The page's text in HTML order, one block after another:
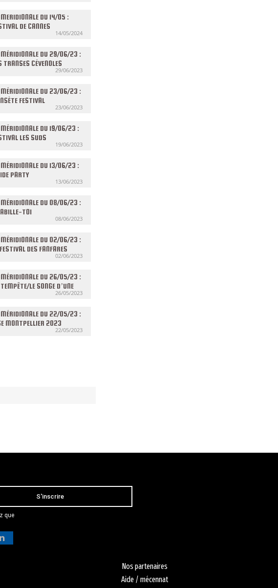
DU 14/05 :
DE CANNES
14/05/2024
MÉRIDIONALE DU 29/06/23 :
TRANSES CÉVENOLES
29/06/2023
MÉRIDIONALE DU 23/06/23 :
FESTIVAL
23/06/2023
DU 19/06/23 :
LES SUDS
19/06/2023
DU 13/06/23 :
PARTY
13/06/2023
MÉRIDIONALE DU 08/06/23 :
TOI
08/06/2023
MÉRIDIONALE DU 02/06/23 :
DES FANFARES
02/06/2023
MÉRIDIONALE DU 26/05/23 :
LE SONGE D’UNE
26/05/2023
MÉRIDIONALE DU 22/05/23 :
MONTPELLIER 2023
22/05/2023
que
plus
Nos partenaires
Aide / mécennat